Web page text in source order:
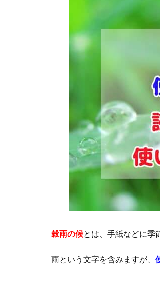
穀雨の候とは、手紙などに季
雨という文字を含みますが、